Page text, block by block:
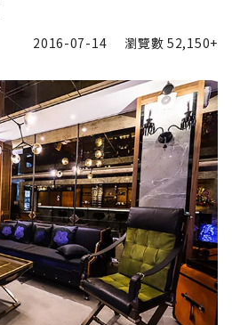
2016-07-14 瀏覽數52,150+